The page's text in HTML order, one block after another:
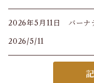
2026年5月11日 バーナ
2026/5/11